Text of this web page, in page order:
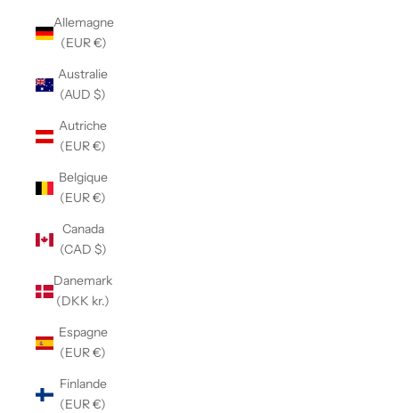
Allemagne
(EUR €)
Australie
(AUD $)
Autriche
(EUR €)
Belgique
(EUR €)
Canada
(CAD $)
Danemark
(DKK kr.)
Espagne
(EUR €)
Finlande
(EUR €)